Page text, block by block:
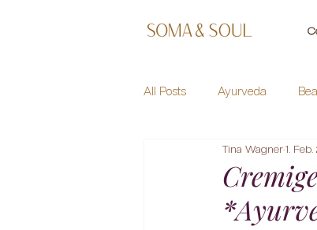
All Posts Ayurveda
Healing HerbsTina Wagner1. Feb.